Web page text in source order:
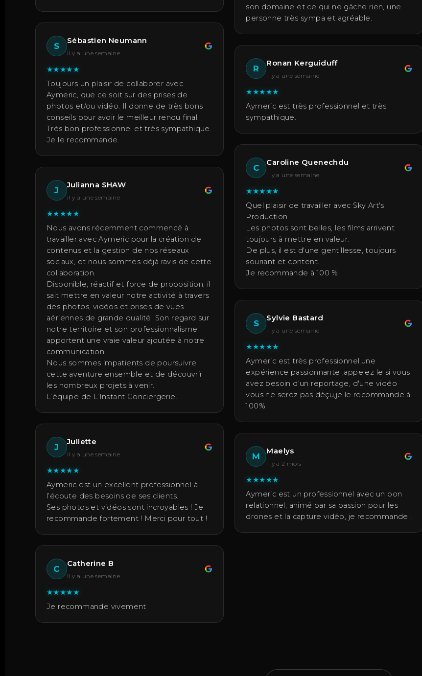
S
Sébastien Neumann
il y a une semaine
★★★★★
Toujours un plaisir de collaborer avec
Aymeric, que ce soit sur des prises de
photos et/ou vidéo. Il donne de très bons
conseils pour avoir le meilleur rendu final.
Très bon professionnel et très sympathique.
Je le recommande.
J
Julianna SHAW
il y a une semaine
★★★★★
Nous avons récemment commencé à
travailler avec Aymeric pour la création de
contenus et la gestion de nos réseaux
sociaux, et nous sommes déjà ravis de cette
collaboration.
Disponible, réactif et force de proposition, il
sait mettre en valeur notre activité à travers
des photos, vidéos et prises de vues
aériennes de grande qualité. Son regard sur
notre territoire et son professionnalisme
apportent une vraie valeur ajoutée à notre
communication.
Nous sommes impatients de poursuivre
cette aventure ensemble et de découvrir
les nombreux projets à venir.
L’équipe de L’Instant Conciergerie.
J
Juliette
il y a une semaine
★★★★★
Aymeric est un excellent professionnel à
l’écoute des besoins de ses clients.
Ses photos et vidéos sont incroyables ! Je
recommande fortement ! Merci pour tout !
C
Catherine B
il y a une semaine
★★★★★
Je recommande vivement
son domaine et ce qui ne gâche rien, une
personne très sympa et agréable.
R
Ronan Kerguiduff
il y a une semaine
★★★★★
Aymeric est très professionnel et très
sympathique.
C
Caroline Quenechdu
il y a une semaine
★★★★★
Quel plaisir de travailler avec Sky Art's
Production.
Les photos sont belles, les films arrivent
toujours à mettre en valeur.
De plus, il est d'une gentillesse, toujours
souriant et content.
Je recommande à 100 %
S
Sylvie Bastard
il y a une semaine
★★★★★
Aymeric est très professionnel,une
expérience passionnante ,appelez le si vous
avez besoin d'un reportage, d'une vidéo
vous ne serez pas déçu,je le recommande à
100%
M
Maelys
il y a 2 mois
★★★★★
Aymeric est un professionnel avec un bon
relationnel, animé par sa passion pour les
drones et la capture vidéo, je recommande !